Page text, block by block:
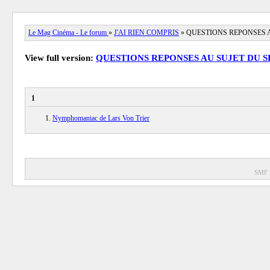
Le Mag Cinéma - Le forum » J'AI RIEN COMPRIS » QUESTIONS
View full version: QUESTIONS REPONSES AU SUJET DU
1
Nymphomaniac de Lars Von Trier
SMF